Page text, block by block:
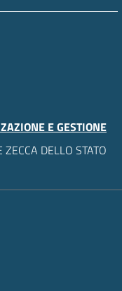
E GESTIONE
DELLO STATO